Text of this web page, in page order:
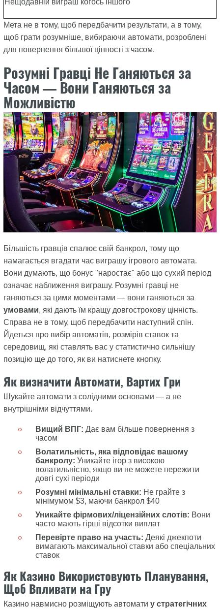
Мета не в тому, щоб передбачити результати, а в тому,
щоб грати розумніше, вибираючи автомати, розроблені
для повернення більшої цінності з часом.
Розумні Гравці Не Ганяються за
Часом — Вони Ганяються за
Можливістю
Більшість гравців спалює свій банкрол, тому що
намагається вгадати час виграшу ігрового автомата.
Вони думають, що бонус "наростає" або що сухий період
означає наближення виграшу. Розумні гравці не
ганяються за цими моментами — вони ганяються за
умовами, які дають їм кращу довгострокову цінність.
Справа не в тому, щоб передбачити наступний спін.
Йдеться про вибір автоматів, розмірів ставок та
середовищ, які ставлять вас у статистично сильнішу
позицію ще до того, як ви натиснете кнопку.
Як визначити Автомати, Вартих Гри
Шукайте автомати з солідними основами — а не
внутрішніми відчуттями.
Вищий ВПГ: Дає вам більше повернення з
часом
Волатильність, яка відповідає вашому
банкролу: Уникайте ігор з високою
волатильністю, якщо ви не можете пережити
довгі сухі періоди
Розумні мінімальні ставки: Не грайте з
мінімумом $3, маючи банкрол $40
Уникайте фірмових/ліцензійних слотів: Вони
часто мають гірші відсотки виплат
Перевірте право на участь: Деякі джекпоти
вимагають максимальної ставки або спеціальних
ставок
Як Казино Використовують Планування,
Щоб Впливати на Гру
Казино навмисно розміщують автомати у стратегічних